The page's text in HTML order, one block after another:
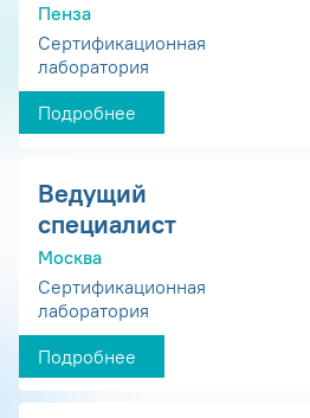
Пенза
Сертификационная
лаборатория
Подробнее
Ведущий
специалист
Москва
Сертификационная
лаборатория
Подробнее